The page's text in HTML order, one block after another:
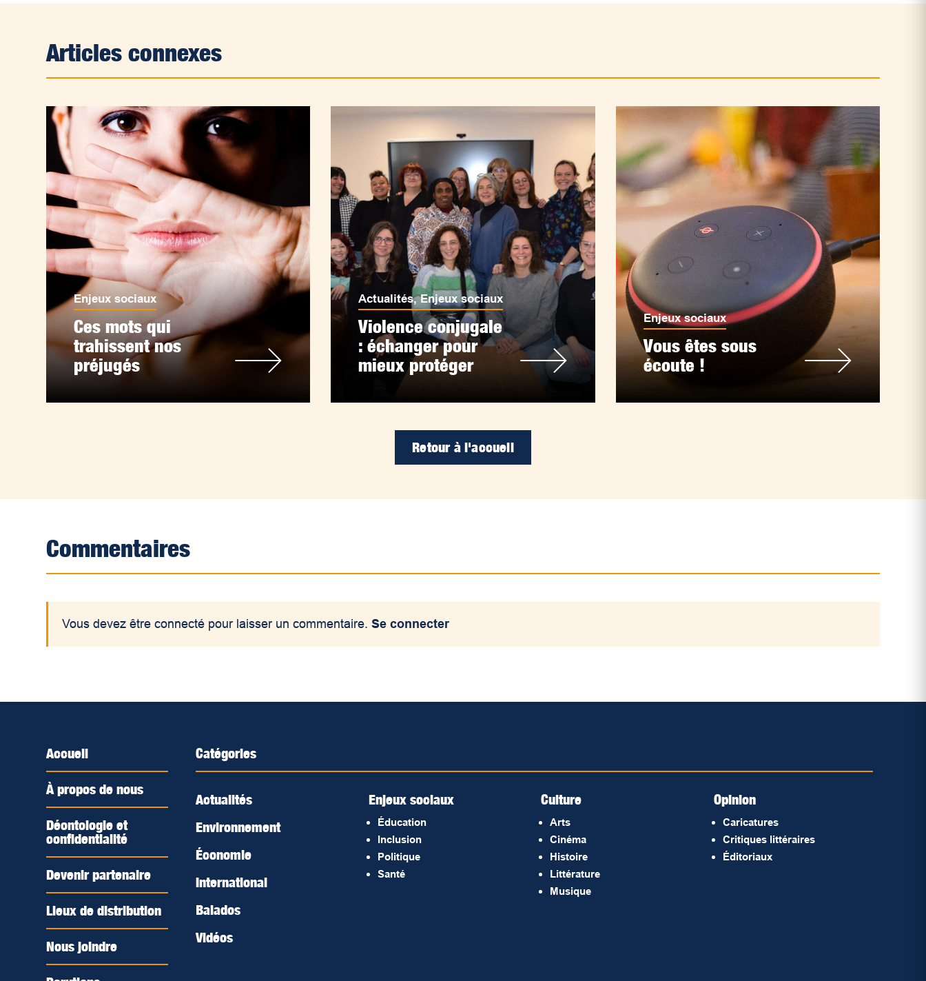
Articles connexes
Enjeux sociaux
Ces mots qui
trahissent nos
préjugés
Actualités,Enjeux sociaux
Violence conjugale
: échanger pour
mieux protéger
Enjeux sociaux
Vous êtes sous
écoute !
Retour à l'accueil
Commentaires
Vous devez être connecté pour laisser un commentaire.Se connecter
Accueil
À propos de nous
Déontologie et
confidentialité
Devenir partenaire
Lieux de distribution
Nous joindre
Catégories
Actualités
Environnement
Économie
International
Balados
Vidéos
Enjeux sociaux
Éducation
Inclusion
Politique
Santé
Culture
Arts
Cinéma
Histoire
Littérature
Musique
Opinion
Caricatures
Critiques littéraires
Éditoriaux